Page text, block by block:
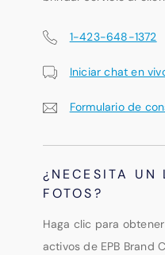
1-423-648-1372
Iniciar chat en
Formulario de
¿NECESITA UN
FOTOS?
Haga clic para
activos de EPB Brand